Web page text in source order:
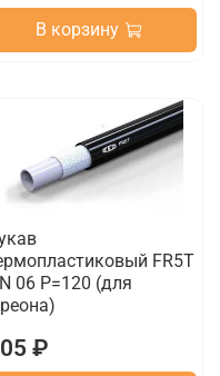
В корзину
FR5T
06 P=120 (для
₽